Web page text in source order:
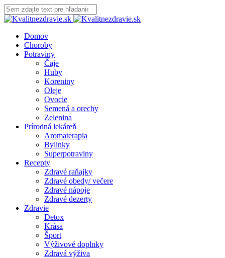
Domov
Choroby
Potraviny
Čaje
Huby
Koreniny
Oleje
Ovocie
Semená a orechy
Zelenina
Prírodná lekáreň
Aromaterapia
Bylinky
Superpotraviny
Recepty
Zdravé raňajky
Zdravé obedy/ večere
Zdravé nápoje
Zdravé dezerty
Zdravie
Detox
Krása
Šport
Výživové doplnky
Zdravá výživa